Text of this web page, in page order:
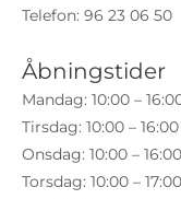
Telefon: 96 23 06 50
Åbningstider
Mandag: 10:00 –
Tirsdag: 10:00 – 16:00
Onsdag: 10:00 – 16:00
Torsdag: 10:00 – 17:00